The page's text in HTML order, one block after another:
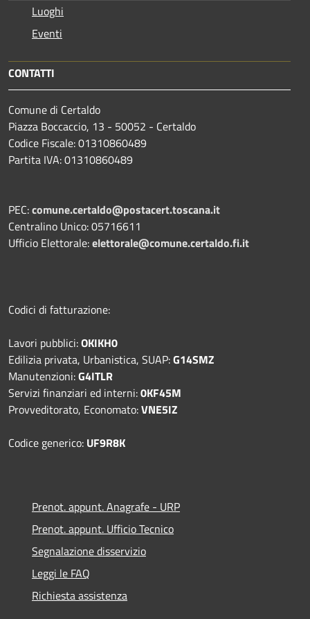
Luoghi
Eventi
CONTATTI
Comune di Certaldo
Piazza Boccaccio, 13 - 50052 - Certaldo
Codice Fiscale: 01310860489
Partita IVA: 01310860489
PEC:comune.certaldo@postacert.toscana.it
Centralino Unico: 05716611
Ufficio Elettorale:elettorale@comune.certaldo.fi.it
Codici di fatturazione:
Lavori pubblici:OKIKH0
Edilizia privata, Urbanistica, SUAP:G14SMZ
Manutenzioni:G4ITLR
Servizi finanziari ed interni:0KF45M
Provveditorato, Economato:VNE5IZ
Codice generico: UF9R8K
Prenot. appunt. Anagrafe - URP
Prenot. appunt. Ufficio Tecnico
Segnalazione disservizio
Leggi le FAQ
Richiesta assistenza